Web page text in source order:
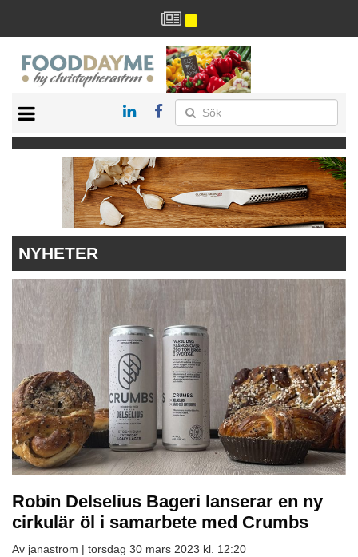
RECEPT
RESTAURANG
NYHETER
Robin Delselius Bageri lanserar en ny
cirkulär öl i samarbete med Crumbs
Av janastrom | torsdag 30 mars 2023 kl. 12:20